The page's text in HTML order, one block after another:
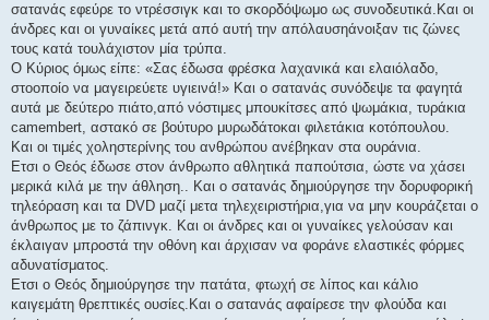
σατανάς εφεύρε το ντρέσσιγκ και το σκορδόψωμο ως συνοδευτικά.Και οι
άνδρες και οι γυναίκες μετά από αυτή την απόλαυσηάνοιξαν τις ζώνες
τους κατά τουλάχιστον μία τρύπα.
Ο Κύριος όμως είπε: «Σας έδωσα φρέσκα λαχανικά και ελαιόλαδο,
στοοποίο να μαγειρεύετε υγιεινά!» Και ο σατανάς συνόδεψε τα φαγητά
αυτά με δεύτερο πιάτο,από νόστιμες μπουκίτσες από ψωμάκια, τυράκια
camembert, αστακό σε βούτυρο μυρωδάτοκαι φιλετάκια κοτόπουλου.
Και οι τιμές χοληστερίνης του ανθρώπου ανέβηκαν στα ουράνια.
Ετσι ο Θεός έδωσε στον άνθρωπο αθλητικά παπούτσια, ώστε να χάσει
μερικά κιλά με την άθληση.. Και ο σατανάς δημιούργησε την δορυφορική
τηλεόραση και τα DVD μαζί μετα τηλεχειριστήρια,για να μην κουράζεται ο
άνθρωπος με το ζάπινγκ. Και οι άνδρες και οι γυναίκες γελούσαν και
έκλαιγαν μπροστά την οθόνη και άρχισαν να φοράνε ελαστικές φόρμες
αδυνατίσματος.
Ετσι ο Θεός δημιούργησε την πατάτα, φτωχή σε λίπος και κάλιο
καιγεμάτη θρεπτικές ουσίες.Και ο σατανάς αφαίρεσε την φλούδα και